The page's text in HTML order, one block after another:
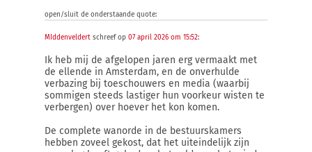
open/sluit de onderstaande quote:
MIddenveldert schreef op 07 april 2026 om 15:52:
Ik heb mij de afgelopen jaren erg vermaakt met
de ellende in Amsterdam, en de onverhulde
verbazing bij toeschouwers en media (waarbij
sommigen steeds lastiger hun voorkeur wisten te
verbergen) over hoever het kon komen.
De complete wanorde in de bestuurskamers
hebben zoveel gekost, dat het uiteindelijk zijn